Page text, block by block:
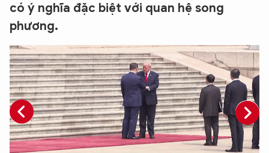
có ý nghĩa đặc biệt với quan hệ song
phương.